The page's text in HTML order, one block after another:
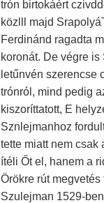
trón birtokáért
közlll majd
Ferdinánd ragadta
koronát. De végre
letűnvén szerencse
trónról, mind pedig
kiszoríttatott, E
Sznlejmanhoz
tette miatt nem csak
ítéli Őt el, hanem a
Örökre rút megvetés
Szulejman 1529-